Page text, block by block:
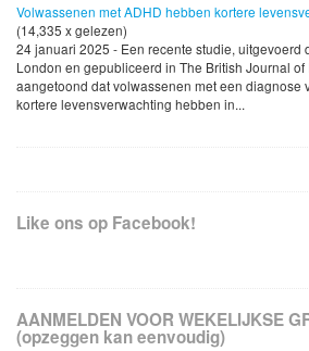
Volwassenen met ADHD hebben kortere
(14,335 x gelezen)
24 januari 2025 - Een recente studie, uitgevoerd
London en gepubliceerd in The British Journal of
aangetoond dat volwassenen met een diagnose
kortere levensverwachting hebben in...
Like ons op Facebook!
AANMELDEN VOOR WEKELIJKSE
(opzeggen kan eenvoudig)